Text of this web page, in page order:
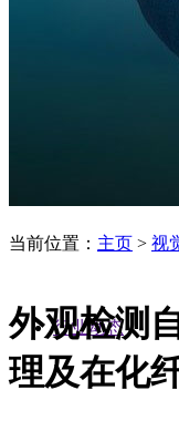
当前位置： 主页 > 视
行业动态
外观检测
理及在化